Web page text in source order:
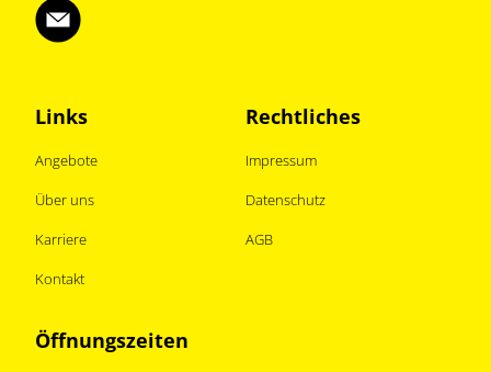
Links
Angebote
Über uns
Karriere
Kontakt
Rechtliches
Impressum
Datenschutz
AGB
Öffnungszeiten